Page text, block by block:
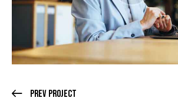
Prev Project